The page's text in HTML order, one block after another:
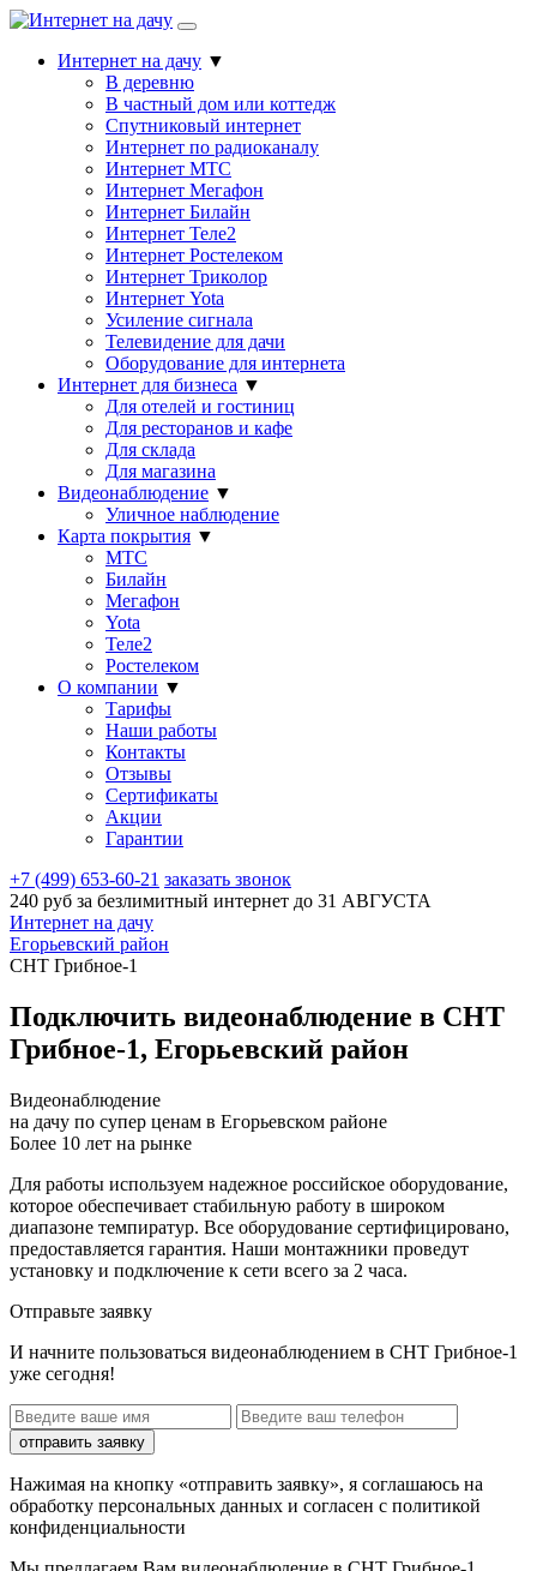
Интернет на дачу ▼
В деревню
В частный дом или коттедж
Спутниковый интернет
Интернет по радиоканалу
Интернет МТС
Интернет Мегафон
Интернет Билайн
Интернет Теле2
Интернет Ростелеком
Интернет Триколор
Интернет Yota
Усиление сигнала
Телевидение для дачи
Оборудование для интернета
Интернет для бизнеса ▼
Для отелей и гостиниц
Для ресторанов и кафе
Для склада
Для магазина
Видеонаблюдение ▼
Уличное наблюдение
Карта покрытия ▼
МТС
Билайн
Мегафон
Yota
Теле2
Ростелеком
О компании ▼
Тарифы
Наши работы
Контакты
Отзывы
Сертификаты
Акции
Гарантии
+7 (499) 653-60-21 заказать звонок
240 руб за безлимитный интернет до 31 АВГУСТА
Интернет на дачу
Егорьевский район
СНТ Грибное-1
Подключить видеонаблюдение в СНТ
Грибное-1, Егорьевский район
Видеонаблюдение
на дачу по супер ценам в Егорьевском районе
Более 10 лет на рынке
Для работы используем надежное российское оборудование,
которое обеспечивает стабильную работу в широком
диапазоне темпиратур. Все оборудование сертифицировано,
предоставляется гарантия. Наши монтажники проведут
установку и подключение к сети всего за 2 часа.
Отправьте заявку
И начните пользоваться видеонаблюдением в СНТ Грибное-1
уже сегодня!
отправить заявку
Нажимая на кнопку «отправить заявку», я соглашаюсь на
обработку персональных данных и согласен с политикой
конфиденциальности